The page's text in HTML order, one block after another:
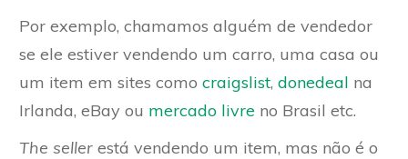
Por exemplo, chamamos alguém de vendedor
se ele estiver vendendo um carro, uma casa ou
um item em sites como craigslist, donedeal na
Irlanda, eBay ou mercado livre no Brasil etc.
The seller está vendendo um item, mas não é o